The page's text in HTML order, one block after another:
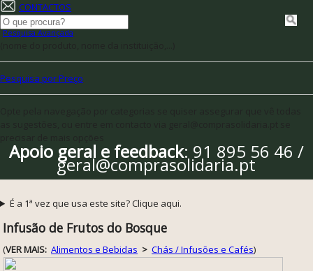
CONTACTOS
Pesquisa Avançada
Pesquisa por Preço
Apoio geral e feedback: 91 895 56 46 /
geral@comprasolidaria.pt
É a 1ª vez que usa este site? Clique aqui.
Infusão de Frutos do Bosque
(VER MAIS: Alimentos e Bebidas > Chás / Infusões e Cafés)